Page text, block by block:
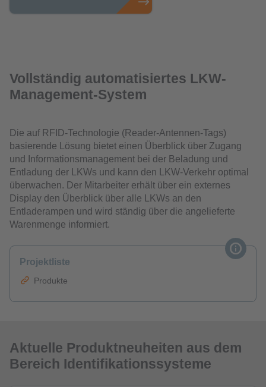
Vollständig automatisiertes LKW-
Management-System
Die auf RFID-Technologie (Reader-Antennen-Tags)
basierende Lösung bietet einen Überblick über Zugang
und Informationsmanagement bei der Beladung und
Entladung der LKWs und kann den LKW-Verkehr optimal
überwachen. Der Mitarbeiter erhält über ein externes
Display den Überblick über alle LKWs an den
Entladerampen und wird ständig über die angelieferte
Warenmenge informiert.
Projektliste
Produkte
Aktuelle Produktneuheiten aus dem
Bereich Identifikationssysteme